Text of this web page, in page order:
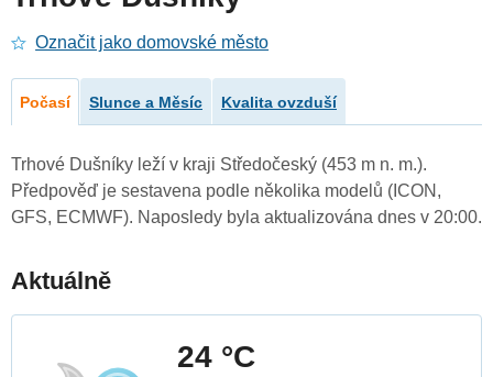
Označit jako domovské město
Počasí Slunce a Měsíc Kvalita ovzduší
Trhové Dušníky leží v kraji Středočeský (453 m n. m.).
Předpověď je sestavena podle několika modelů (ICON,
GFS, ECMWF). Naposledy byla aktualizována dnes v 20:00.
Aktuálně
24 °C